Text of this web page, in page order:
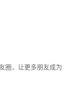
圈，让更多朋友成为